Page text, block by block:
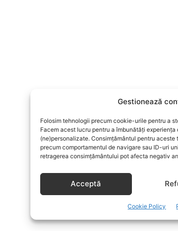
Gestionează
Folosim tehnologii precum cookie-urile pentru a
Facem acest lucru pentru a îmbunătăți
(ne)personalizate. Consimțământul pentru
precum comportamentul de navigare sau ID-uri
retragerea consimțământului pot afecta negativ
Acceptă
Cookie Policy